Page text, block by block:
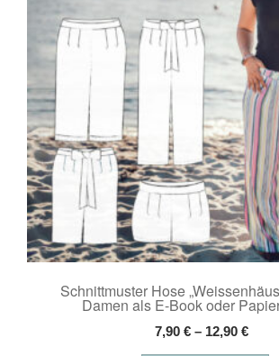
Schnittmuster Hose
Damen als E-Book oder
7,90 € – 12,90 €